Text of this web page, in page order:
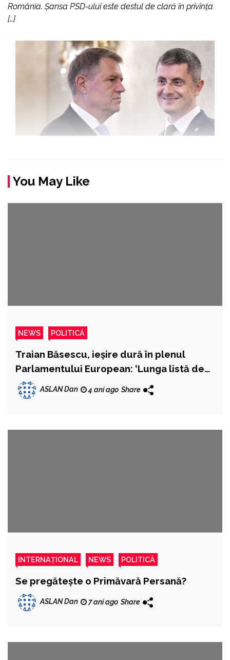
România. Șansa PSD-ului este destul de clară în privința
[…]
You May Like
NEWS POLITICĂ
Traian Băsescu, ieșire dură în plenul
Parlamentului European: ‘Lunga listă de
cedări și compromisuri excesive făcute în
favoarea Rusiei de dragul afacerilor unor
ASLAN Dan 4 ani ago Share
INTERNAȚIONAL NEWS POLITICĂ
Se pregătește o Primăvară Persană?
ASLAN Dan 7 ani ago Share